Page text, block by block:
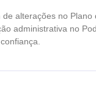
alterações no
administrativa no